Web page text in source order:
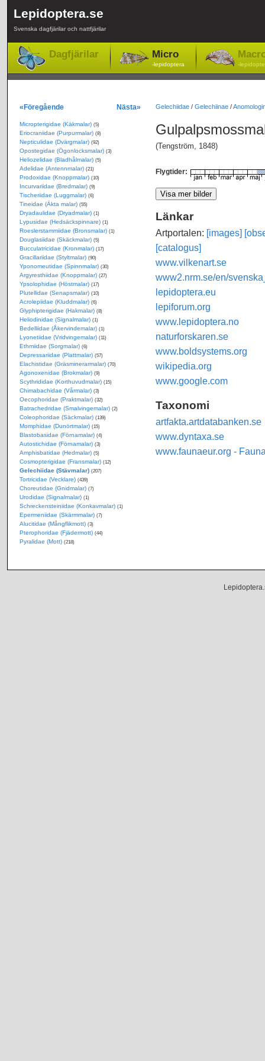
Lepidoptera.se
Svenska dagfjärilar och nattfjärilar
Dagfjärilar Micro
-lepidoptera -
Gelechiidae/ Gelechiinae/
(Tengström, 1848)
Flygtider:
Länkar
Artportalen: [images]
[catalogus]
www.vilkenart.se
www2.nrm.se/en/
lepidoptera.eu
lepiforum.org
www.lepidoptera.no
naturforskaren.se
www.boldsystems.org
wikipedia.org
www.google.com
Taxonomi
artfakta.artdatabanken.se
www.dyntaxa.se
www.faunaeur.org -
«Föregående Nästa»
Micropterigidae (Käkmalar) (5)
Eriocraniidae (Purpurmalar) (8)
Nepticulidae (Dvärgmalar) (92)
Opostegidae (Ögonlocksmalar) (3)
Heliozelidae (Bladhålmalar) (5)
Adelidae (Antennmalar) (21)
Prodoxidae (Knoppmalar) (10)
Incurvariidae (Bredmalar) (9)
Tischeriidae (Luggmalar) (6)
Tineidae (Äkta malar) (55)
Dryadaulidae (Dryadmalar) (1)
Lypusidae (Hedsäckspinnare) (1)
Roeslerstammiidae (Bronsmalar) (1)
Douglasiidae (Skäckmalar) (5)
Bucculatricidae (Kronmalar) (17)
Gracillariidae (Styltmalar) (90)
Yponomeutidae (Spinnmalar) (30)
Argyresthiidae (Knoppmalar) (27)
Ypsolophidae (Höstmalar) (17)
Plutellidae (Senapsmalar) (10)
Acrolepiidae (Kluddmalar) (6)
Glyphipterigidae (Hakmalar) (8)
Heliodinidae (Signalmalar) (1)
Bedelliidae (Åkervindemalar) (1)
Lyonetiidae (Vridvingemalar) (11)
Ethmiidae (Sorgmalar) (6)
Depressariidae (Plattmalar) (57)
Elachistidae (Gräsminerarmalar) (70)
Agonoxenidae (Brokmalar) (9)
Scythrididae (Korthuvudmalar) (15)
Chimabachidae (Vårmalar) (3)
Oecophoridae (Praktmalar) (32)
Batrachedridae (Smalvingemalar) (2)
Coleophoridae (Säckmalar) (139)
Momphidae (Dunörtmalar) (15)
Blastobasidae (Förnamalar) (4)
Autostichidae (Förnamalar) (3)
Amphisbatidae (Hedmalar) (5)
Cosmopterigidae (Fransmalar) (12)
Gelechiidae (Stävmalar) (207)
Tortricidae (Vecklare) (439)
Choreutidae (Gnidmalar) (7)
Urodidae (Signalmalar) (1)
Schreckensteiniidae (Konkavmalar) (1)
Epermeniidae (Skärmmalar) (7)
Alucitidae (Mångflikmott) (3)
Pterophoridae (Fjädermott) (44)
Pyralidae (Mott) (218)